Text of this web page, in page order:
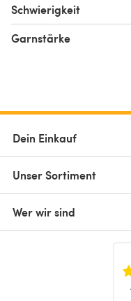
Schwierigkeit
Garnstärke
Dein Einkauf
Unser Sortiment
Wer wir sind